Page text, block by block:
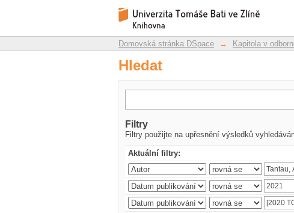
Hledat
Repozitář DSpace/Manakin
Domovská stránka DSpace → Kapitola v
Hledat
Filtry
Filtry použijte na upřesnění výsledků
Aktuální filtry: